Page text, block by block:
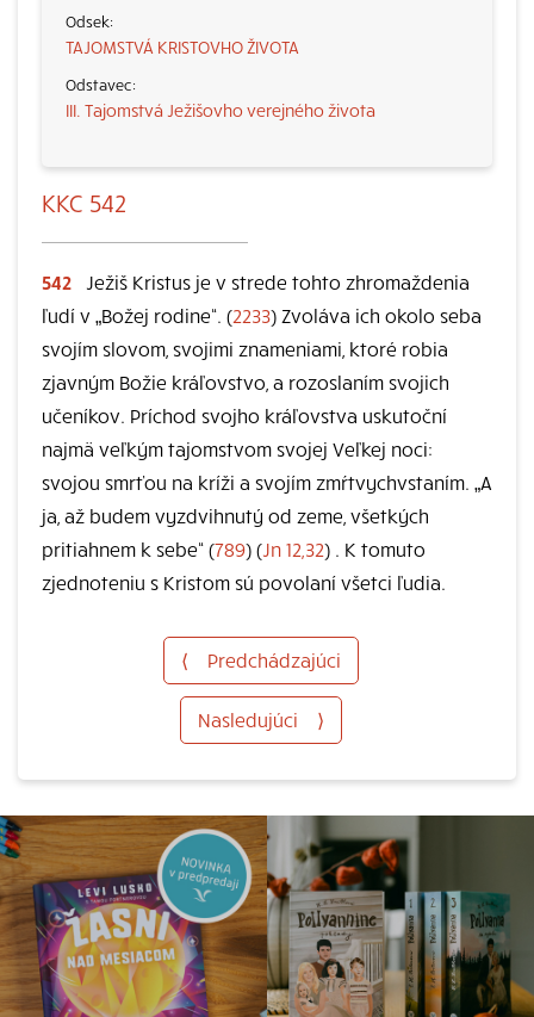
TAJOMSTVÁ KRISTOVHO ŽIVOTA
III. Tajomstvá Ježišovho verejného života
KKC 542
542
Ježiš Kristus je v strede tohto zhromaždenia
ľudí v „Božej rodine“. (2233) Zvoláva ich okolo seba
svojím slovom, svojimi znameniami, ktoré robia
zjavným Božie kráľovstvo, a rozoslaním svojich
učeníkov. Príchod svojho kráľovstva uskutoční
najmä veľkým tajomstvom svojej Veľkej noci:
svojou smrťou na kríži a svojím zmŕtvychvstaním. „A
ja, až budem vyzdvihnutý od zeme, všetkých
pritiahnem k sebe“ (789) (Jn 12,32) . K tomuto
zjednoteniu s Kristom sú povolaní všetci ľudia.
⟨ Predchádzajúci
Nasledujúci ⟩